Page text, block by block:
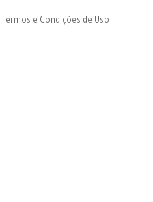
Termos e Condições de Uso